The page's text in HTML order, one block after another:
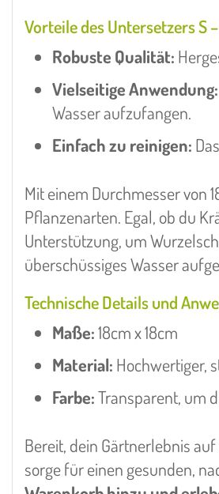
Vorteile des Untersetzers S –
Robuste Qualität:
Vielseitige Anwendung:
Wasser aufzufangen.
Einfach zu reinigen:
Mit einem Durchmesser von
Pflanzenarten. Egal, ob du
Unterstützung, um
überschüssiges Wasser
Technische Details und
Maße:18cm x 18cm
Material: Hochwertiger,
Farbe:Transparent, um
Bereit, dein Gärtnerlebnis
sorge für einen gesunden,